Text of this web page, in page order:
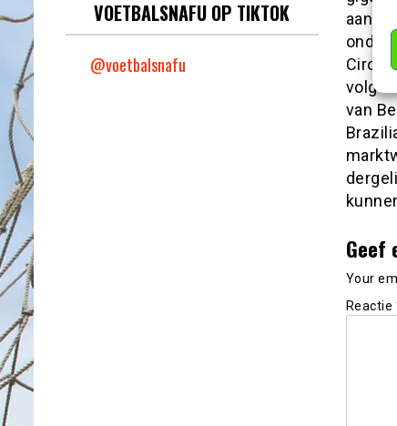
onder
Ciro
van
Geef
Your
Reactie
VOETBALSNAFU OP TIKTOK
@voetbalsnafu